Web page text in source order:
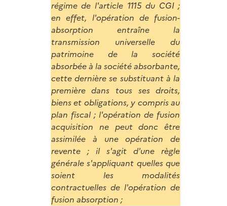
régime de l'article 1115 du CGI ;
en effet, l'opération de fusion-
absorption entraîne la
transmission universelle du
patrimoine de la société
absorbée à la société absorbante,
cette dernière se substituant à la
première dans tous ses droits,
biens et obligations, y compris au
plan fiscal ; l'opération de fusion
acquisition ne peut donc être
assimilée à une opération de
revente ; il s'agit d'une règle
générale s'appliquant quelles que
soient les modalités
contractuelles de l'opération de
fusion absorption ;